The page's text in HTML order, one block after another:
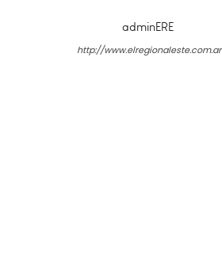
adminERE
http://www.elregionaleste.com.ar